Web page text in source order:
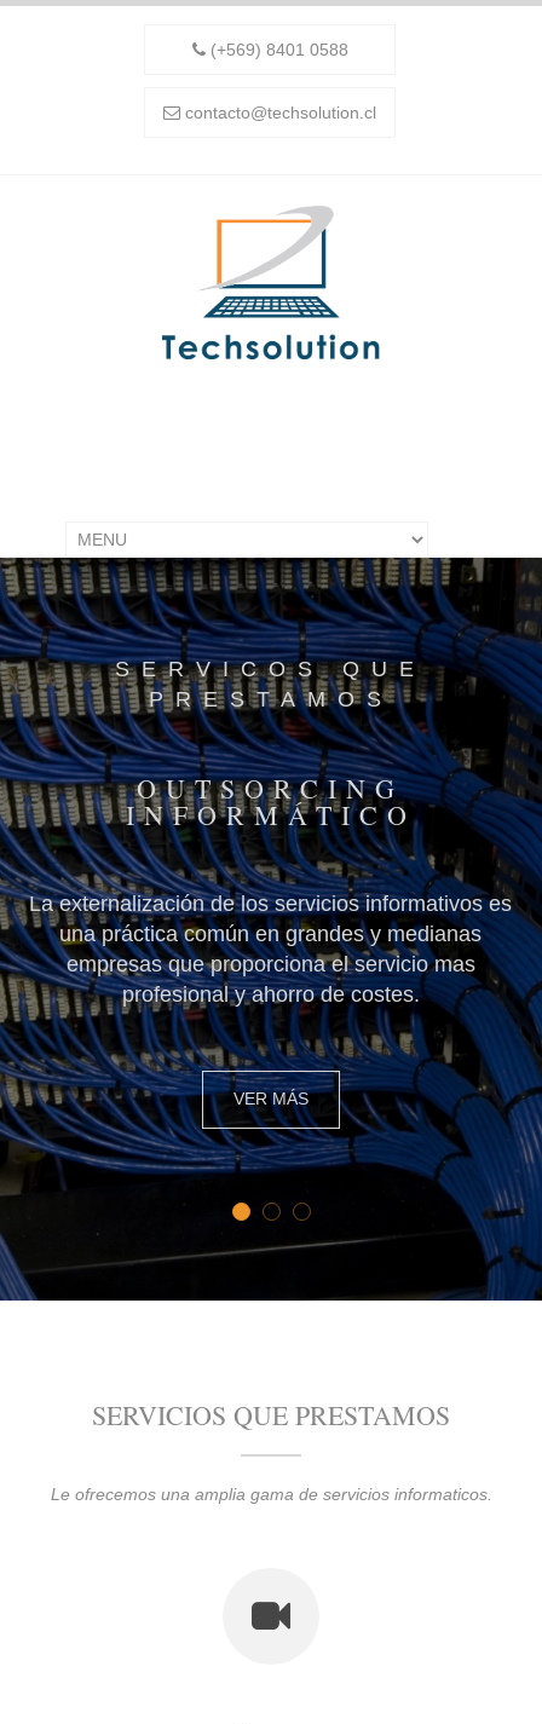
(+569) 8401 0588
contacto@techsolution.cl
SERVICOS QUE
PRESTAMOS
OUTSORCING
INFORMÁTICO
La externalización de los servicios informativos es
una práctica común en grandes y medianas
empresas que proporciona el servicio mas
profesional y ahorro de costes.
VER MÁS
1 2 3
SERVICIOS QUE PRESTAMOS
Le ofrecemos una amplia gama de servicios informaticos.